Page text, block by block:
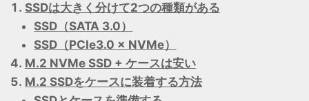
SSDは大きく分けて2つの種類がある
SSD（SATA 3.0）
SSD（PCIe3.0 × NVMe）
M.2 NVMe SSD + ケースは安い
M.2 SSDをケースに装着する方法